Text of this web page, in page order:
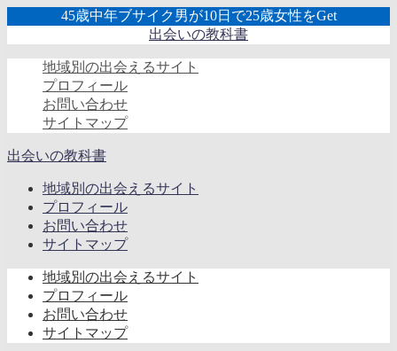
45歳中年ブサイク男が10日で25歳女性をGet
出会いの教科書
地域別の出会えるサイト
プロフィール
お問い合わせ
サイトマップ
出会いの教科書
地域別の出会えるサイト
プロフィール
お問い合わせ
サイトマップ
地域別の出会えるサイト
プロフィール
お問い合わせ
サイトマップ